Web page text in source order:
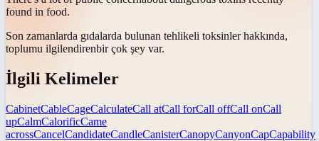
found in food.
Son zamanlarda gıdalarda bulunan tehlikeli toksinler hakkında,
toplumu ilgilendirenbir çok şey var.
İlgili Kelimeler
CabinetCableCageCalculateCall atCall forCall offCall onCall
upCalmCalorificCame
acrossCancelCandidateCandleCanisterCanopyCanyonCapCapability